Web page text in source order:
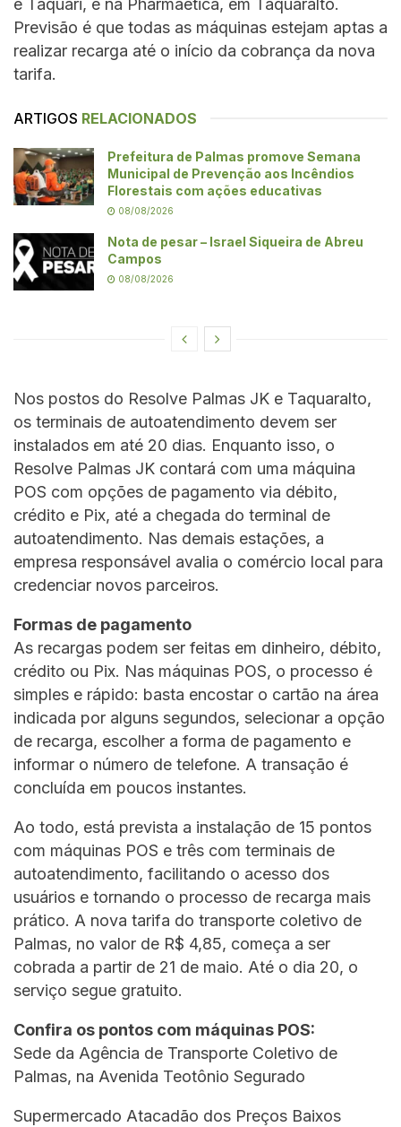
e Taquari, e na Pharmaética, em Taquaralto.
Previsão é que todas as máquinas estejam aptas a
realizar recarga até o início da cobrança da nova
tarifa.
ARTIGOS RELACIONADOS
Prefeitura de Palmas promove Semana
Municipal de Prevenção aos Incêndios
Florestais com ações educativas
08/08/2026
Nota de pesar – Israel Siqueira de Abreu
Campos
08/08/2026
Nos postos do Resolve Palmas JK e Taquaralto,
os terminais de autoatendimento devem ser
instalados em até 20 dias. Enquanto isso, o
Resolve Palmas JK contará com uma máquina
POS com opções de pagamento via débito,
crédito e Pix, até a chegada do terminal de
autoatendimento. Nas demais estações, a
empresa responsável avalia o comércio local para
credenciar novos parceiros.
Formas de pagamento
As recargas podem ser feitas em dinheiro, débito,
crédito ou Pix. Nas máquinas POS, o processo é
simples e rápido: basta encostar o cartão na área
indicada por alguns segundos, selecionar a opção
de recarga, escolher a forma de pagamento e
informar o número de telefone. A transação é
concluída em poucos instantes.
Ao todo, está prevista a instalação de 15 pontos
com máquinas POS e três com terminais de
autoatendimento, facilitando o acesso dos
usuários e tornando o processo de recarga mais
prático. A nova tarifa do transporte coletivo de
Palmas, no valor de R$ 4,85, começa a ser
cobrada a partir de 21 de maio. Até o dia 20, o
serviço segue gratuito.
Confira os pontos com máquinas POS:
Sede da Agência de Transporte Coletivo de
Palmas, na Avenida Teotônio Segurado
Supermercado Atacadão dos Preços Baixos